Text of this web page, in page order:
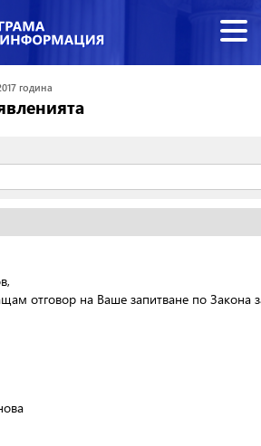
година
отговор на Ваше запитване по Закона